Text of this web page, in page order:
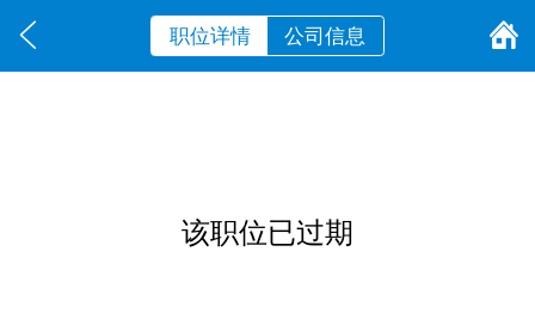
职位详情 公司信息
该职位已过期